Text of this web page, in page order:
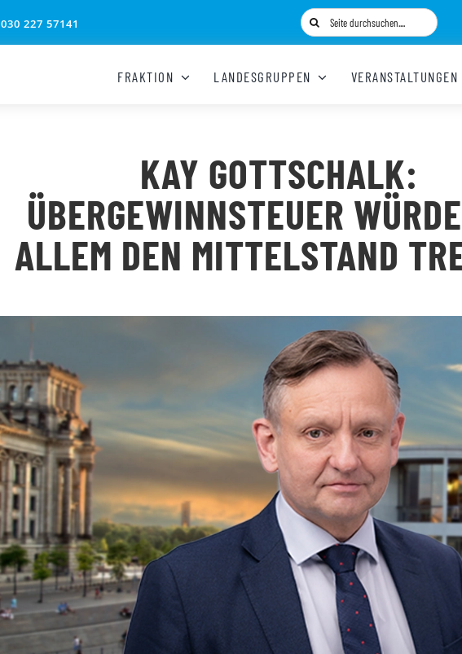
030 227 57141
Suche
nach:
FRAKTION LANDESGRUPPEN VERANSTALTUNGEN
KAY GOTTSCHALK:
ÜBERGEWINNSTEUER
ALLEM DEN MITTELSTAND